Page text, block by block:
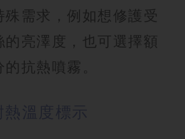
需求，例如想修護受
亮澤度，也可選擇額
抗熱噴霧。